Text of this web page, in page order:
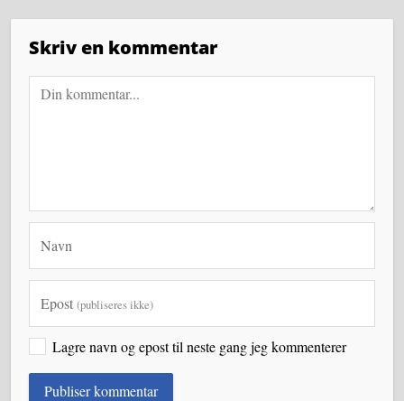
Skriv en kommentar
Navn
Epost (publiseres ikke)
Lagre navn og epost til neste gang jeg kommenterer
Publiser kommentar